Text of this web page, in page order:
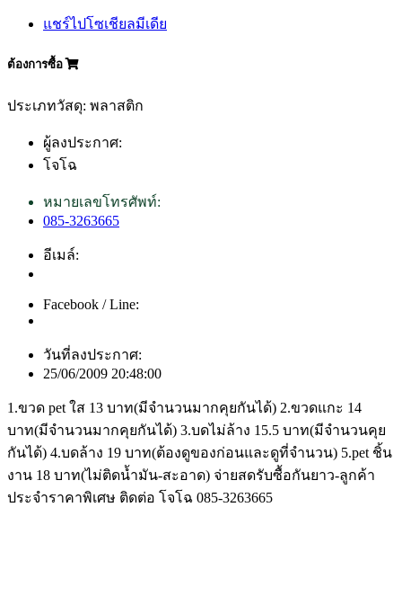
แชร์ไปโซเชียลมีเดีย
ต้องการซื้อ
ประเภทวัสดุ: พลาสติก
ผู้ลงประกาศ:
โจโฉ
หมายเลขโทรศัพท์:
085-3263665
อีเมล์:
Facebook / Line:
วันที่ลงประกาศ:
25/06/2009 20:48:00
1.ขวด pet ใส 13 บาท(มีจำนวนมากคุยกันได้) 2.ขวดแกะ 14
บาท(มีจำนวนมากคุยกันได้) 3.บดไม่ล้าง 15.5 บาท(มีจำนวนคุย
กันได้) 4.บดล้าง 19 บาท(ต้องดูของก่อนและดูที่จำนวน) 5.pet ชิ้น
งาน 18 บาท(ไม่ติดน้ำมัน-สะอาด) จ่ายสดรับซื้อกันยาว-ลูกค้า
ประจำราคาพิเศษ ติดต่อ โจโฉ 085-3263665